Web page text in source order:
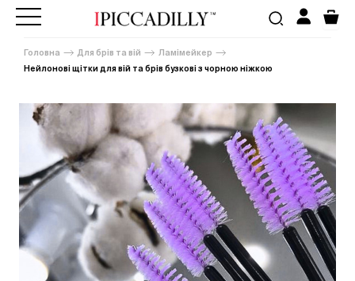
Головна Для брів та вій
Ламімейкер
Нейлонові щітки для вій та брів бузкові з чорною ніжкою